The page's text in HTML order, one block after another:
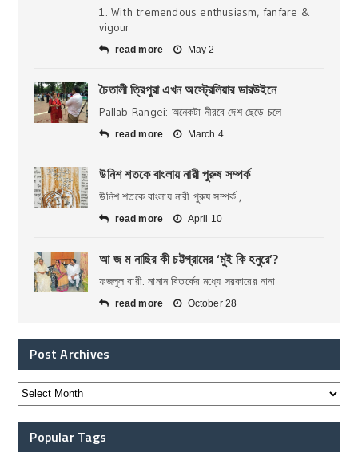
1. With tremendous enthusiasm, fanfare &
vigour
read more May 2
চৈতালী ত্রিপুরা এখন অস্ট্রেলিয়ার ডারউইনে
Pallab Rangei: অনেকটা নীরবে দেশ ছেড়ে চলে
read more March 4
উনিশ শতকে বাংলায় নারী পুরুষ সম্পর্ক
উনিশ শতকে বাংলায় নারী পুরুষ সম্পর্ক ,
read more April 10
আ জ ম নাছির কী চট্টগ্রামের ‘মুই কি হনুরে’?
ফজলুল বারী: নানান বিতর্কের মধ্যে সরকারের নানা
read more October 28
Post Archives
Popular Tags